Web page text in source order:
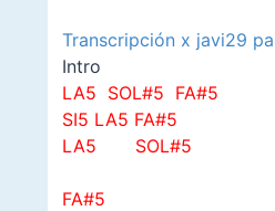
Transcripción x javi29
Intro
LA5 SOL#5 FA#5
SI5 LA5
LA5 SOL#5
FA#5